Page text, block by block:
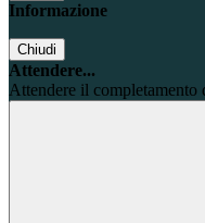
Informazione
Chiudi
Attendere...
Attendere il completamento